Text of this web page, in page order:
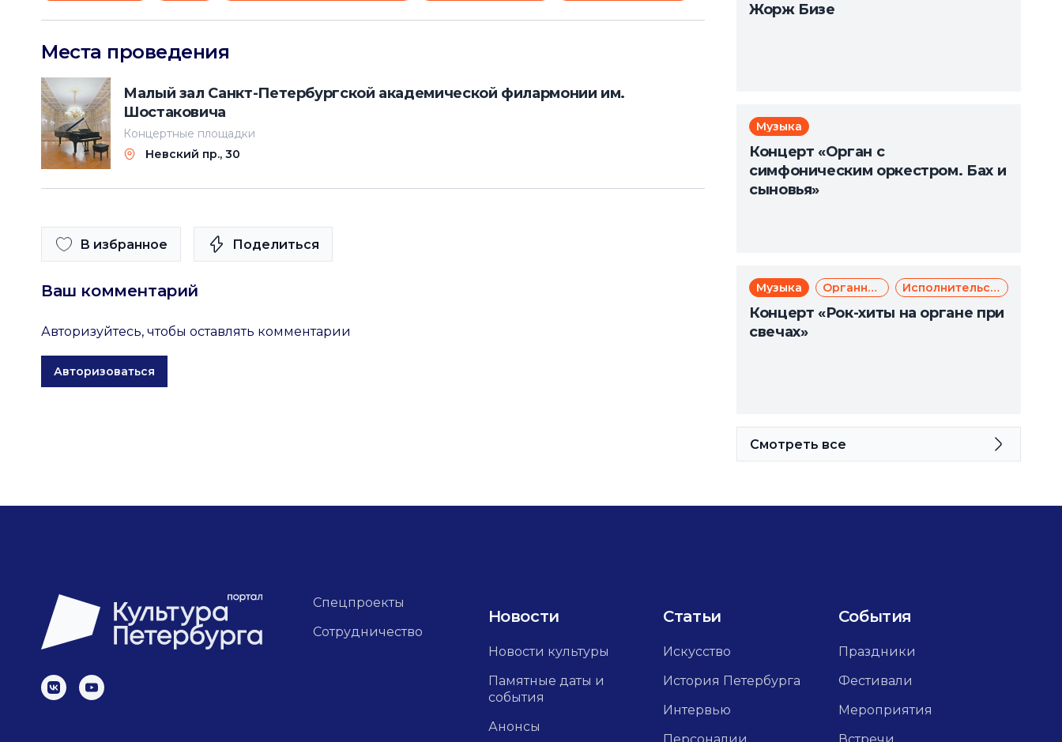
Места проведения
Малый зал Санкт-Петербургской академической филармонии им.
Шостаковича
Концертные площадки
Невский пр., 30
В избранное Поделиться
Ваш комментарий
Авторизуйтесь, чтобы оставлять комментарии
Авторизоваться
Жорж Бизе
Музыка
Концерт «Орган с
симфоническим оркестром. Бах и
сыновья»
Музыка Органная музыка Исполнительское искусство
Концерт «Рок-хиты на органе при
свечах»
Смотреть все
Спецпроекты
Сотрудничество
Новости
Новости культуры
Памятные даты и
события
Анонсы
Статьи
Искусство
История Петербурга
Интервью
События
Праздники
Фестивали
Мероприятия